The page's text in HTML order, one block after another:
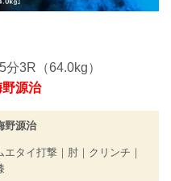
3R（64.0kg）
野源治
野源治
エタイ打撃｜肘｜クリンチ｜